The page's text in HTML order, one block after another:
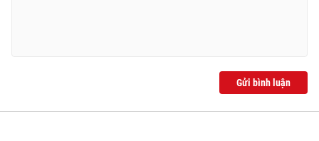
Gửi bình luận